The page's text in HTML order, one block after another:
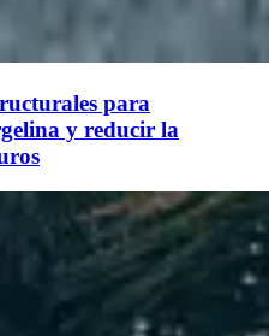
para
y reducir la